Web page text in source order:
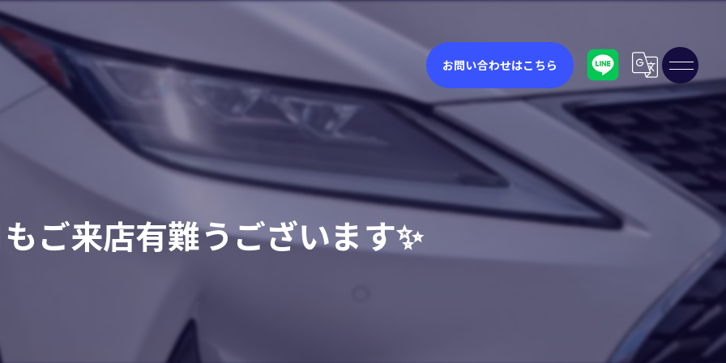
お問い合わせはこちら
ご来店有難うございます✨